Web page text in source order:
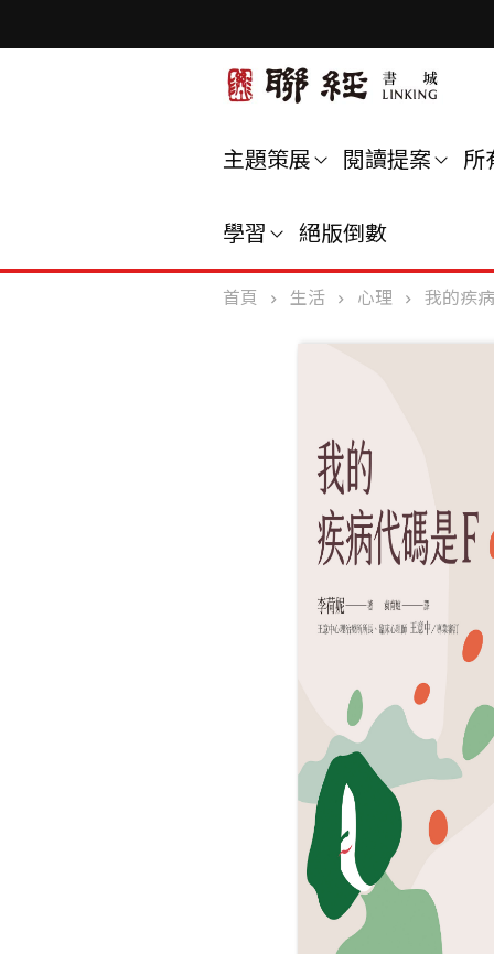
主題策展 閱讀提案 所
學習 絕版倒數
首頁 生活 心理 我的疾